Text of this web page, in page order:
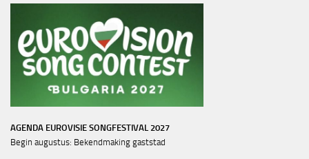
AGENDA EUROVISIE SONGFESTIVAL 2027
Begin augustus: Bekendmaking gaststad